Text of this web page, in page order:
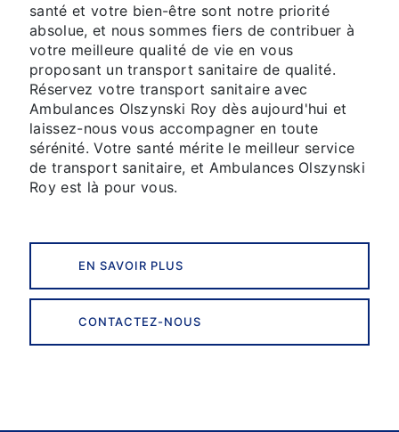
santé et votre bien-être sont notre priorité
absolue, et nous sommes fiers de contribuer à
votre meilleure qualité de vie en vous
proposant un transport sanitaire de qualité.
Réservez votre transport sanitaire avec
Ambulances Olszynski Roy dès aujourd'hui et
laissez-nous vous accompagner en toute
sérénité. Votre santé mérite le meilleur service
de transport sanitaire, et Ambulances Olszynski
Roy est là pour vous.
EN SAVOIR PLUS
CONTACTEZ-NOUS